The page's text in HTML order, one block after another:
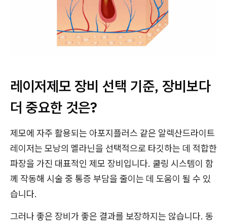
레이저제모 장비 선택 기준, 장비보다
더 중요한 것은?
제모에 자주 활용되는 아포지플러스 같은 알렉산드라이트
레이저는 모낭의 멜라닌을 선택적으로 타깃하는 데 적합한
파장을 가진 대표적인 제모 장비입니다. 쿨링 시스템이 함
께 작동해 시술 중 통증 부담을 줄이는 데 도움이 될 수 있
습니다.
그러나 좋은 장비가 좋은 결과를 보장하지는 않습니다. 동